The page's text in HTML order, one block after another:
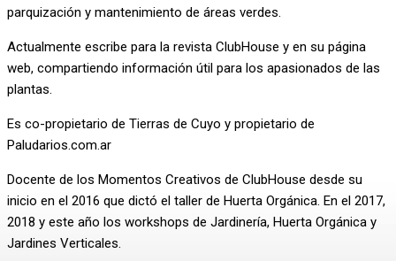
parquización y mantenimiento de áreas verdes.
Actualmente escribe para la revista ClubHouse y en su página
web, compartiendo información útil para los apasionados de las
plantas.
Es co-propietario de Tierras de Cuyo y propietario de
Paludarios.com.ar
Docente de los Momentos Creativos de ClubHouse desde su
inicio en el 2016 que dictó el taller de Huerta Orgánica. En el 2017,
2018 y este año los workshops de Jardinería, Huerta Orgánica y
Jardines Verticales.